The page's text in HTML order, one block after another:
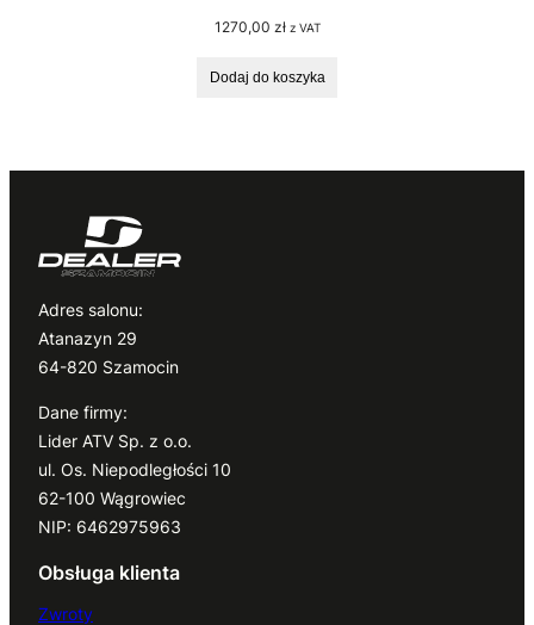
1270,00 zł z VAT
Dodaj do koszyka
Adres salonu:
Atanazyn 29
64-820 Szamocin
Dane firmy:
Lider ATV Sp. z o.o.
ul. Os. Niepodległości 10
62-100 Wągrowiec
NIP: 6462975963
Obsługa klienta
Zwroty